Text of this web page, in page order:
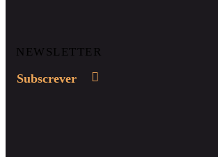
NEWSLETTER
Subscrever